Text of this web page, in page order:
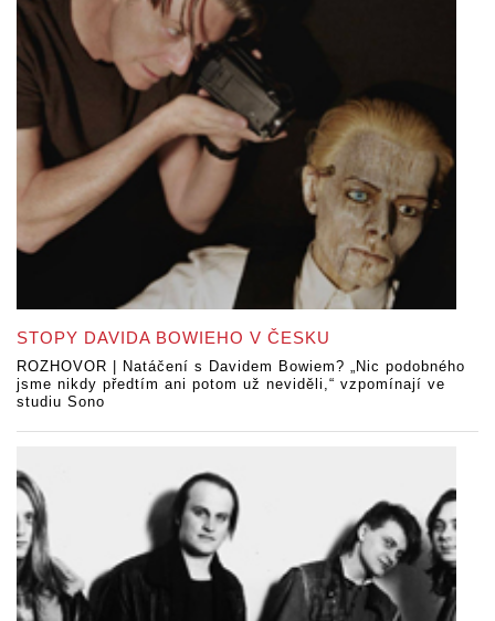
STOPY DAVIDA BOWIEHO V ČESKU
ROZHOVOR | Natáčení s Davidem Bowiem? „Nic podobného
jsme nikdy předtím ani potom už neviděli,“ vzpomínají ve
studiu Sono